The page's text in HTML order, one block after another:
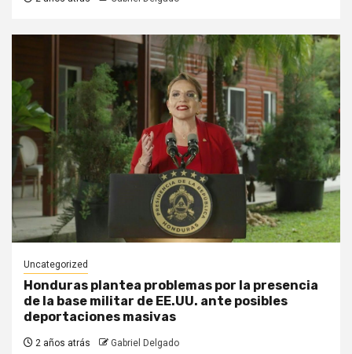
Uncategorized
Honduras plantea problemas por la presencia
de la base militar de EE.UU. ante posibles
deportaciones masivas
2 años atrás Gabriel Delgado